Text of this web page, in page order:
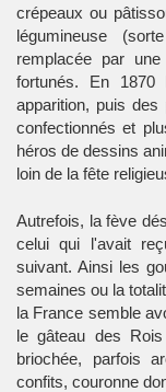
crépeaux ou
légumineuse
remplacée par
fortunés. En
apparition, puis
confectionnés et
héros de dessins
loin de la fête
Autrefois, la fève
celui qui l'avait
suivant. Ainsi les
semaines ou la
la France semble
le gâteau des
briochée, parfois
confits, couronne